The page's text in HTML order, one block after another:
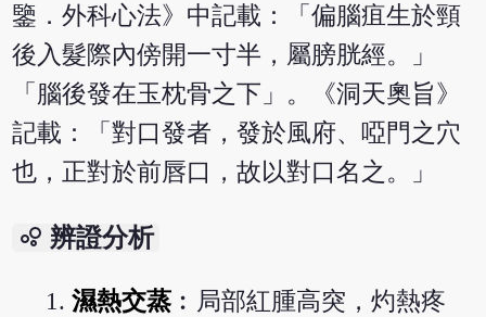
鑒．外科心法》中記載：「偏腦疽生於頸
後入髮際內傍開一寸半，屬膀胱經。」
「腦後發在玉枕骨之下」。《洞天奧旨》
記載：「對口發者，發於風府、啞門之穴
也，正對於前唇口，故以對口名之。」
bubble_chart 辨證分析
濕熱交蒸 ︰局部紅腫高突，灼熱疼